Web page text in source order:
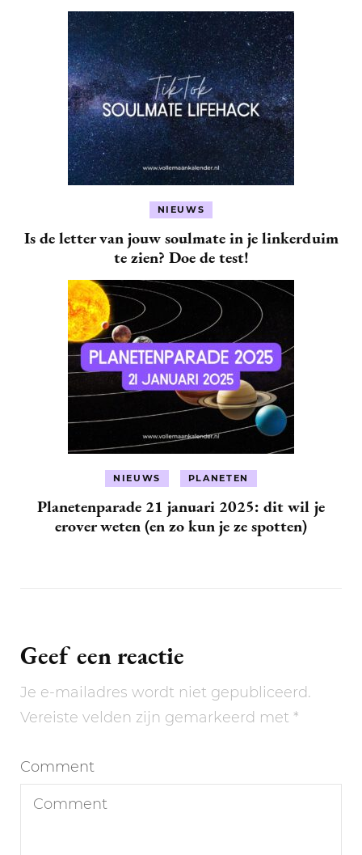
NIEUWS
Is de letter van jouw soulmate in je linkerduim
te zien? Doe de test!
NIEUWS PLANETEN
Planetenparade 21 januari 2025: dit wil je
erover weten (en zo kun je ze spotten)
Geef een reactie
Je e-mailadres wordt niet gepubliceerd.
Vereiste velden zijn gemarkeerd met *
Comment